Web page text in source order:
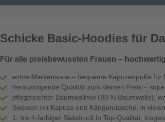
Schicke Basic-Hoodies für
Für alle preisbewussten Frauen –
echte Markenware – bequeme Kapuzenpullis
herausragende Qualität zum kleinen Preis –
pflegeleichter Baumwollmix (80 % Baumwolle),
Sweater mit Kapuze und Kängurutasche, in
1- bis 4-farbiger Siebdruck in Top-Qualität,